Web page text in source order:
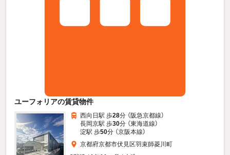
ユーフォリアの賃貸物件
西向日駅 歩28分 （阪急京都線）
長岡京駅 歩30分 （東海道線）
淀駅 歩50分 （京阪本線）
京都府京都市伏見区羽束師菱川町